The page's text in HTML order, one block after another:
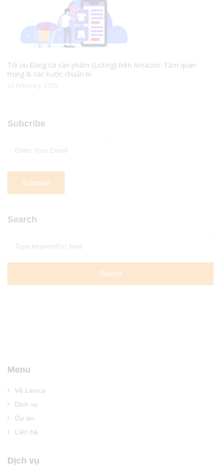
Tối ưu Đăng tải sản phẩm (Listing) trên Amazon: Tầm quan
trọng & các bước chuẩn bị
26 February, 2025
Subcribe
Search
Menu
Về Levica
Dịch vụ
Dự án
Liên hệ
Dịch vụ